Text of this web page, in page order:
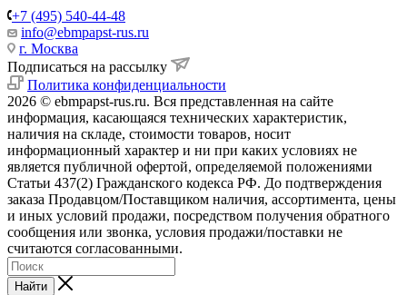
+7 (495) 540-44-48
info@ebmpapst-rus.ru
г. Москва
Подписаться на рассылку
Политика конфиденциальности
2026 © ebmpapst-rus.ru. Вся представленная на сайте
информация, касающаяся технических характеристик,
наличия на складе, стоимости товаров, носит
информационный характер и ни при каких условиях не
является публичной офертой, определяемой положениями
Статьи 437(2) Гражданского кодекса РФ. До подтверждения
заказа Продавцом/Поставщиком наличия, ассортимента, цены
и иных условий продажи, посредством получения обратного
сообщения или звонка, условия продажи/поставки не
считаются согласованными.
Найти